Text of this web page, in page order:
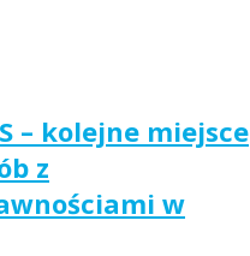
– kolejne miejsce
z
w